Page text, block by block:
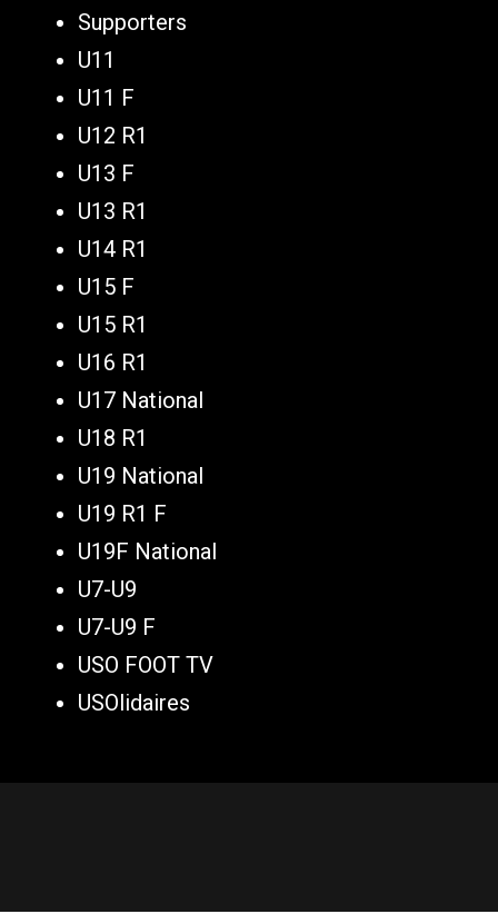
Supporters
U11
U11 F
U12 R1
U13 F
U13 R1
U14 R1
U15 F
U15 R1
U16 R1
U17 National
U18 R1
U19 National
U19 R1 F
U19F National
U7-U9
U7-U9 F
USO FOOT TV
USOlidaires